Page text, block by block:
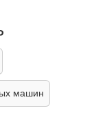
машин